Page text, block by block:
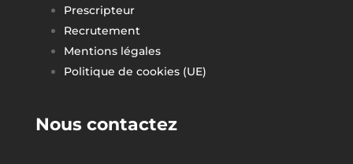
Prescripteur
Recrutement
Mentions légales
Politique de cookies (UE)
Nous contactez